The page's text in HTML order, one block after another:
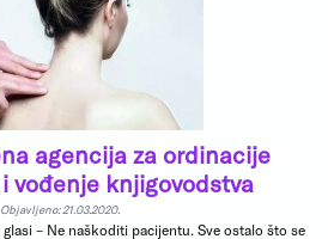
agencija za ordinacije
vođenje knjigovodstva
Objavljeno: 21.03.2020.
– Ne naškoditi pacijentu. Sve ostalo što se